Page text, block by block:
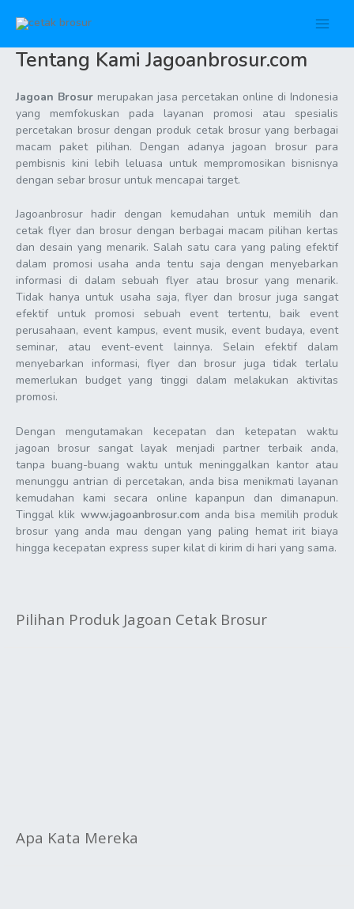
Tentang Kami Jagoanbrosur.com
Jagoan Brosur merupakan jasa percetakan online di Indonesia
yang memfokuskan pada layanan promosi atau spesialis
percetakan brosur dengan produk cetak brosur yang berbagai
macam paket pilihan. Dengan adanya jagoan brosur para
pembisnis kini lebih leluasa untuk mempromosikan bisnisnya
dengan sebar brosur untuk mencapai target.
Jagoanbrosur hadir dengan kemudahan untuk memilih dan
cetak flyer dan brosur dengan berbagai macam pilihan kertas
dan desain yang menarik. Salah satu cara yang paling efektif
dalam promosi usaha anda tentu saja dengan menyebarkan
informasi di dalam sebuah flyer atau brosur yang menarik.
Tidak hanya untuk usaha saja, flyer dan brosur juga sangat
efektif untuk promosi sebuah event tertentu, baik event
perusahaan, event kampus, event musik, event budaya, event
seminar, atau event-event lainnya. Selain efektif dalam
menyebarkan informasi, flyer dan brosur juga tidak terlalu
memerlukan budget yang tinggi dalam melakukan aktivitas
promosi.
Dengan mengutamakan kecepatan dan ketepatan waktu
jagoan brosur sangat layak menjadi partner terbaik anda,
tanpa buang-buang waktu untuk meninggalkan kantor atau
menunggu antrian di percetakan, anda bisa menikmati layanan
kemudahan kami secara online kapanpun dan dimanapun.
Tinggal klik www.jagoanbrosur.com anda bisa memilih produk
brosur yang anda mau dengan yang paling hemat irit biaya
hingga kecepatan express super kilat di kirim di hari yang sama.
Pilihan Produk Jagoan Cetak Brosur
Apa Kata Mereka